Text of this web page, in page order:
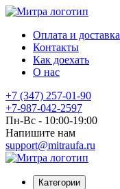
Оплата и доставка
Контакты
Как доехать
О нас
+7 (347) 257-01-90
+7-987-042-2597
Пн-Вс - 10:00-19:00
Напишите нам
support@mitraufa.ru
Категории